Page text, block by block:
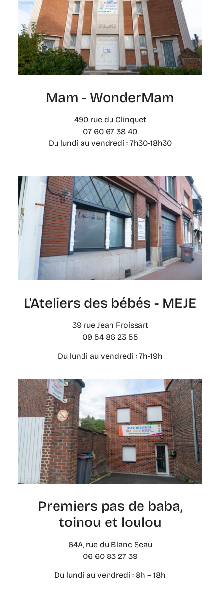
Mam - WonderMam
490 rue du Clinquet
07 60 67 38 40
Du lundi au vendredi : 7h30-18h30
L'Ateliers des bébés - MEJE
39 rue Jean Froissart
09 54 86 23 55
Du lundi au vendredi : 7h-19h
Premiers pas de baba,
toinou et loulou
64A, rue du Blanc Seau
06 60 83 27 39
Du lundi au vendredi : 8h – 18h